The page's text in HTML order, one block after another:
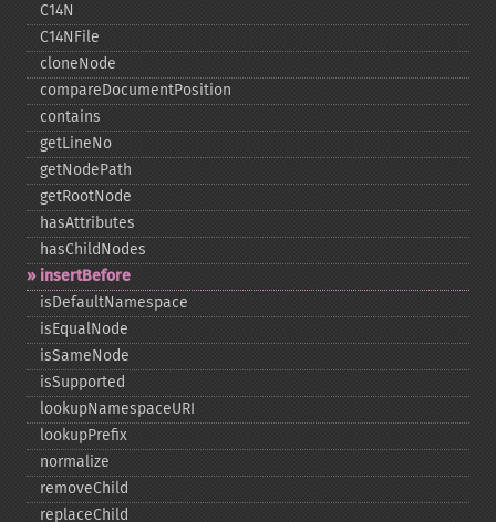
C14N
C14NFile
cloneNode
compareDocumentPosition
contains
getLineNo
getNodePath
getRootNode
hasAttributes
hasChildNodes
insertBefore
isDefaultNamespace
isEqualNode
isSameNode
isSupported
lookupNamespaceURI
lookupPrefix
normalize
removeChild
replaceChild